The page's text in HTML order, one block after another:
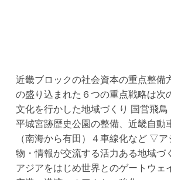
近畿ブロックの社会資本の重点整備
の盛り込まれた６つの重点戦略は次
文化を行かした地域づくり 国営飛鳥
平城宮跡歴史公園の整備、近畿自動
（南海から有田）４車線化など ▽ア
物・情報が交流する活力ある地域づ
アジアをはじめ世界とのゲートウェ